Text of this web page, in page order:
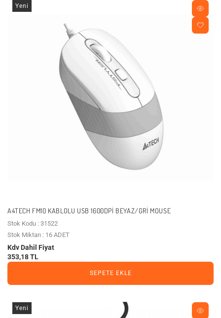
Yeni
A4TECH FM10 KABLOLU USB 1600DPI BEYAZ/GRI MOUSE
Stok Kodu : 31522
Stok Miktarı : 16 ADET
Kdv Dahil Fiyat
353,18 TL
SEPETE EKLE
Yeni